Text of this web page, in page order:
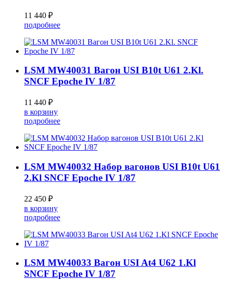
11 440 ₽
подробнее
LSM MW40031 Вагон USI B10t U61 2.Kl.
SNCF Epoche IV 1/87
11 440 ₽
в корзину
подробнее
LSM MW40032 Набор вагонов USI B10t U61
2.Kl SNCF Epoche IV 1/87
22 450 ₽
в корзину
подробнее
LSM MW40033 Вагон USI At4 U62 1.Kl
SNCF Epoche IV 1/87